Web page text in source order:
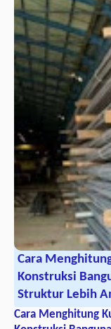
Cara
Konstruksi
Struktur Lebih
Cara Menghitung